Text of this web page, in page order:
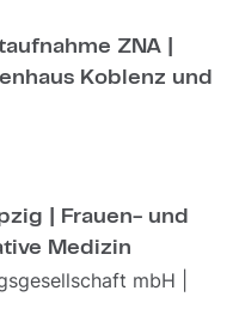
ZNA |
Koblenz und
| Frauen- und
Medizin
mbH |